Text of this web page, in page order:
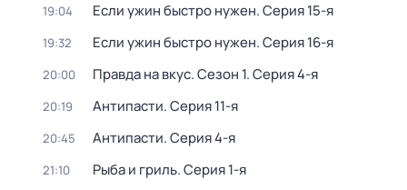
19:04 Если ужин быстро нужен. Серия 15-я
19:32 Если ужин быстро нужен. Серия 16-я
20:00 Правда на вкус. Сезон 1. Серия 4-я
20:19 Антипасти. Серия 11-я
20:45 Антипасти. Серия 4-я
21:10 Рыба и гриль. Серия 1-я